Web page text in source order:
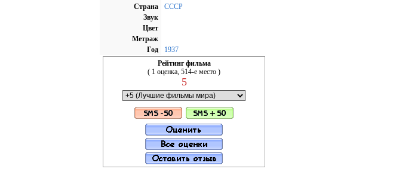
Страна
СССР
Звук
Цвет
Метраж
Год
1937
Рейтинг фильма
( 1 оценка, 514-е место )
5